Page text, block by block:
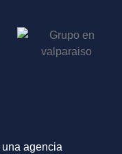
agencia